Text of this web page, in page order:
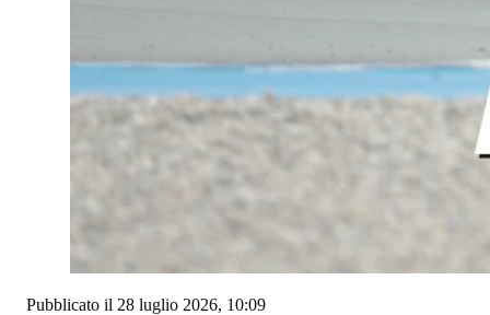
Pubblicato il 28 luglio 2026, 10:09